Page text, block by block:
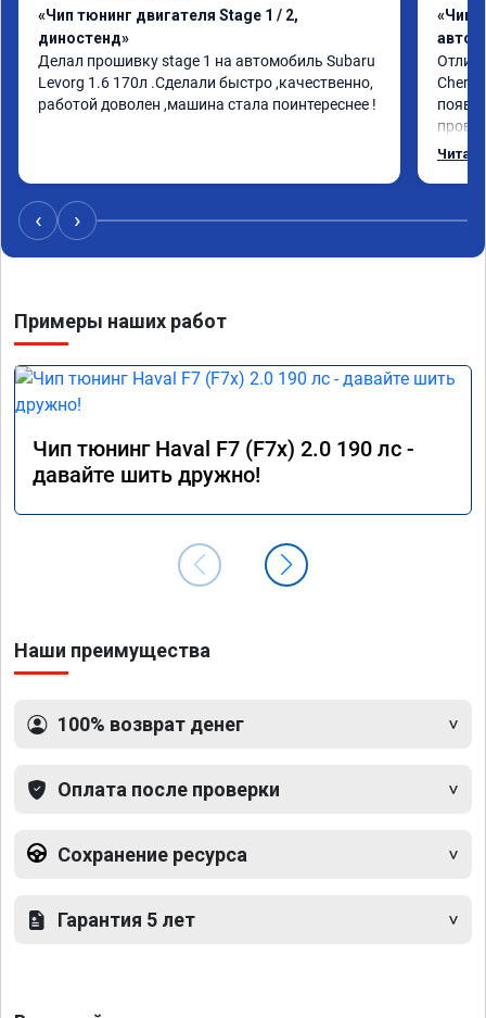
«Чип тюнинг двигателя Stage 1 / 2,
диностенд»
Делал прошивку stage 1 на автомобиль Subaru
Levorg 1.6 170л .Сделали быстро ,качественно,
работой доволен ,машина стала поинтереснее !
«Чип
Chery
‹ ›
Примеры наших работ
Чип тюнинг Haval F7 (F7x) 2.0 190 лс -
давайте шить дружно!
Наши преимущества
100% возврат денег
Оплата после проверки
Сохранение ресурса
Гарантия 5 лет